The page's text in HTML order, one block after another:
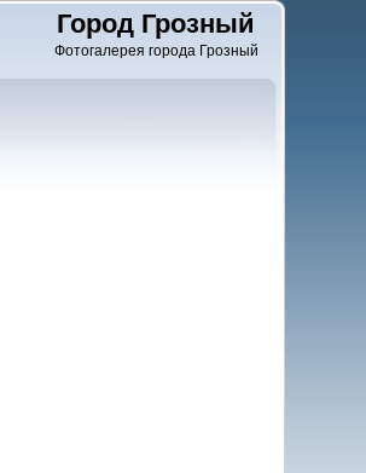
Город Грозный
Фотогалерея города Грозный